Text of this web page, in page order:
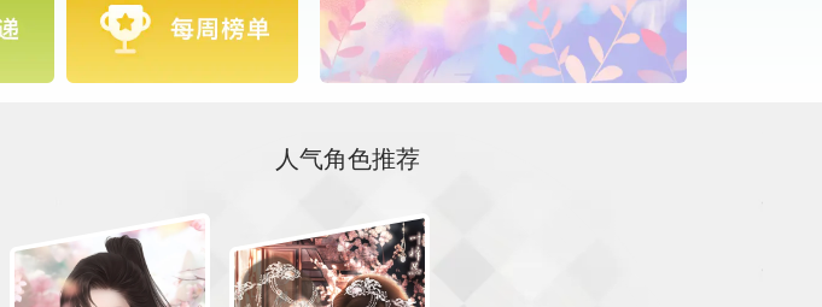
作品完结之前随时接受客串，请进客串群！ 接受赞助吗？ 完全接受！不管是
么素材，大佬们请通通向我砸过来吧！客串并且赞助可以享受减花和加戏福利
关于更新的安排？ 保持日更一千字左右，心情好或许会爆更。 【联系方式】 作品交
流群：38446334（群内有大部分作品攻略，加之前评论区留言，谢谢合作）
人气角色推荐